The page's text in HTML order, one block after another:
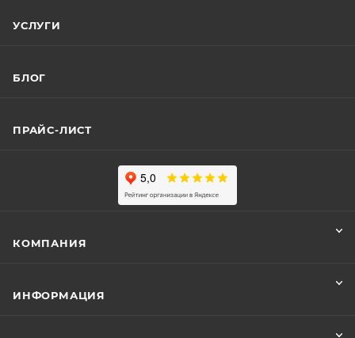
УСЛУГИ
БЛОГ
ПРАЙС-ЛИСТ
КОМПАНИЯ
ИНФОРМАЦИЯ